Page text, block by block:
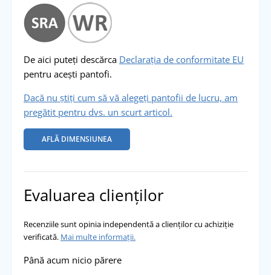
De aici puteți descărca Declarația de conformitate EU
pentru acești pantofi.
Dacă nu știți cum să vă alegeți pantofii de lucru, am
pregătit pentru dvs. un scurt articol.
AFLĂ DIMENSIUNEA
Evaluarea clienților
Recenziile sunt opinia independentă a clienților cu achiziție
verificată. Mai multe informații.
Până acum nicio părere